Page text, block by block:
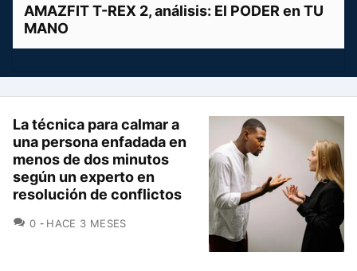
AMAZFIT T-REX 2, análisis: El PODER en TU
MANO
La técnica para calmar a
una persona enfadada en
menos de dos minutos
según un experto en
resolución de conflictos
0 COMENTARIOS
HACE 3 MESES